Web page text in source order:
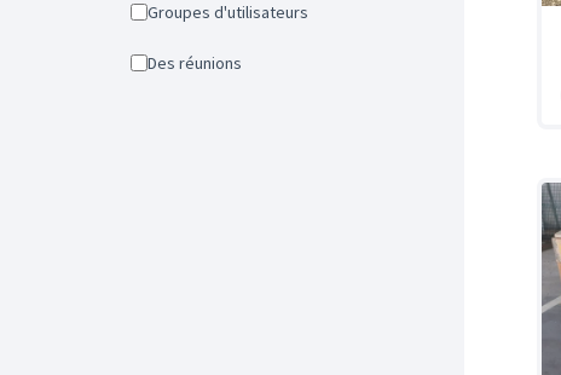
Groupes d'utilisateurs
Des réunions